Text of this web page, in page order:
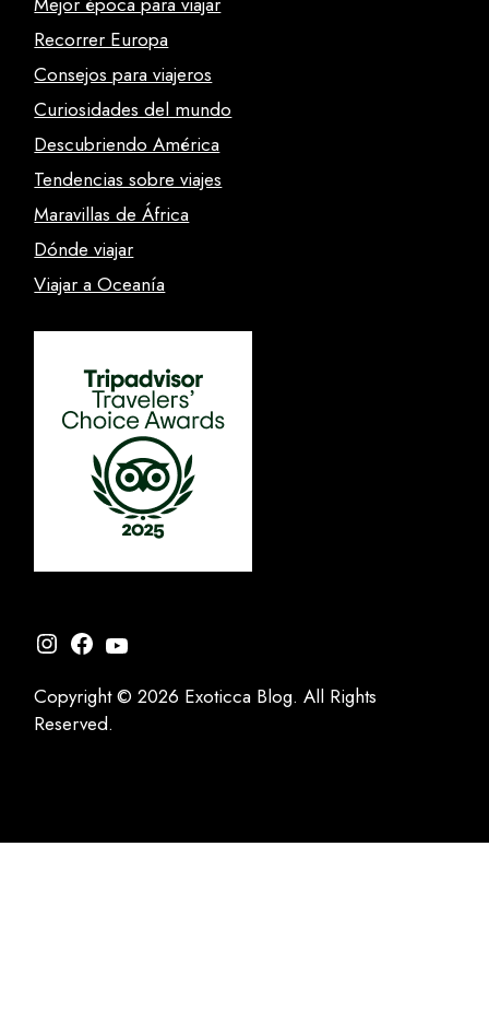
Recorrer Europa
Consejos para viajeros
Curiosidades del mundo
Descubriendo América
Tendencias sobre viajes
Maravillas de África
Dónde viajar
Viajar a Oceanía
Instagram
Facebook
YouTube
Copyright © 2026 Exoticca Blog. All Rights
Reserved.